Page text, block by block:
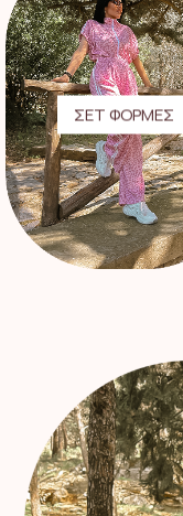
ΣΕΤ ΦΟΡΜΕΣ